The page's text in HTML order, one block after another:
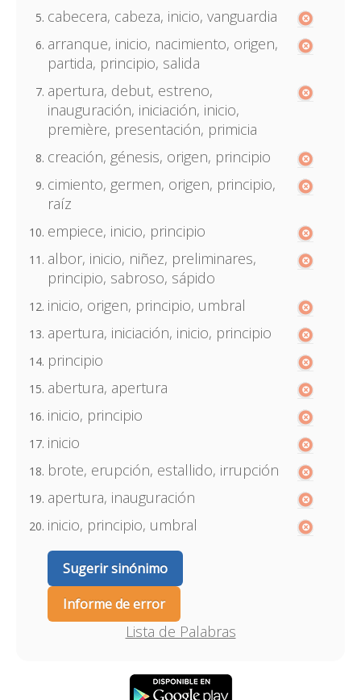
cabecera, cabeza, inicio, vanguardia
arranque, inicio, nacimiento, origen,
partida, principio, salida
apertura, debut, estreno,
inauguración, iniciación, inicio,
première, presentación, primicia
creación, génesis, origen, principio
cimiento, germen, origen, principio,
raíz
empiece, inicio, principio
albor, inicio, niñez, preliminares,
principio, sabroso, sápido
inicio, origen, principio, umbral
apertura, iniciación, inicio, principio
principio
abertura, apertura
inicio, principio
inicio
brote, erupción, estallido, irrupción
apertura, inauguración
inicio, principio, umbral
Sugerir sinónimo
Informe de error
Lista de Palabras